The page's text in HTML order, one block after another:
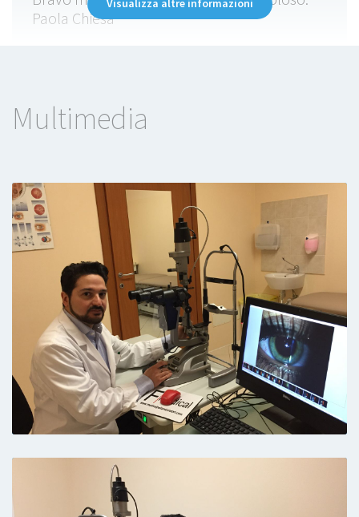
Paola Chiesa
con i bimbi piccoli(bimba di un anno e
mezzo)
Paziente
Visita molto accurata, grande attenzione alla
persona, strumentazione sofisticata.
Torneremo
Visualizza altre informazioni
Multimedia